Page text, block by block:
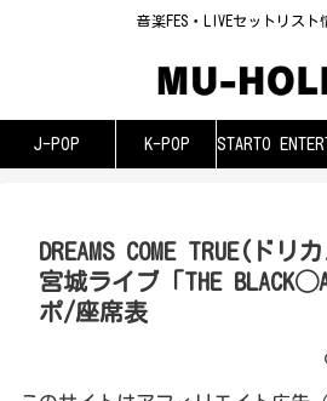
音楽FES・LIVEセットリスト
J-POP K-POP STARTO
DREAMS COME TRUE(ドリ
宮城ライブ「THE
ポ/座席表